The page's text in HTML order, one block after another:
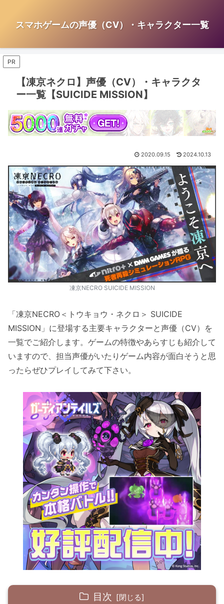
スマホゲームの声優（CV）・キャラクター一覧
PR
【凍京ネクロ】声優（CV）・キャラクタ
ー一覧【SUICIDE MISSION】
2020.09.15 2024.10.13
凍京NECRO SUICIDE MISSION
「凍京NECRO＜トウキョウ・ネクロ＞ SUICIDE
MISSION」に登場する主要キャラクターと声優（CV）を
一覧でご紹介します。ゲームの特徴やあらすじも紹介して
いますので、担当声優がいたりゲーム内容が面白そうと思
ったらぜひプレイしてみて下さい。
目次